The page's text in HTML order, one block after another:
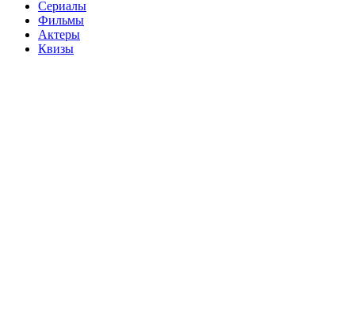
Сериалы
Фильмы
Актеры
Квизы